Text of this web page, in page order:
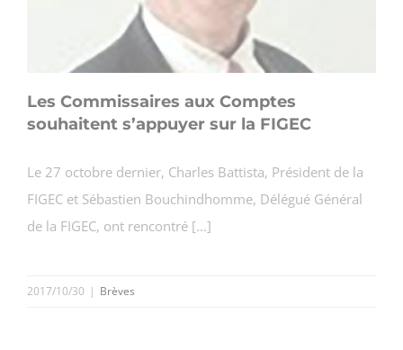
Les Commissaires aux Comptes
souhaitent s’appuyer sur la FIGEC
Le 27 octobre dernier, Charles Battista, Président de la
FIGEC et Sébastien Bouchindhomme, Délégué Général
de la FIGEC, ont rencontré [...]
2017/10/30 | Brèves